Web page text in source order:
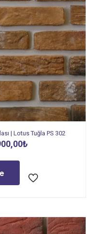
| Lotus Tuğla PS 302
₺Şu